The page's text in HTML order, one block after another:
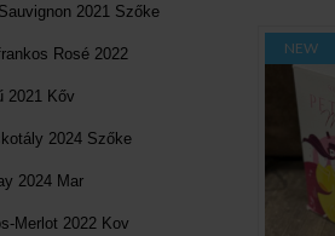
NEW
2021 Szőke
Rosé 2022
2021 Kőv
2024 Szőke
2024 Mar
Merlot 2022 Kov